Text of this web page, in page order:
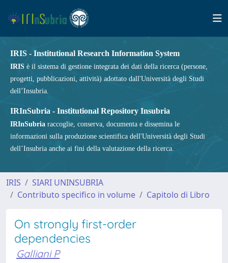
IRIS - Institutional Research Information System
IRIS è il sistema di gestione integrata dei dati della ricerca (persone,
progetti, pubblicazioni, attività) adottato dall'Università degli Studi
dell’Insubria.
IRInSubria - Institutional Repository Insubria
IRInSubria raccoglie, conserva, documenta e dissemina le
informazioni sulla produzione scientifica dell'Università degli Studi
dell’Insubria anche ai fini della valutazione della ricerca.
IRIS
SIARI UNINSUBRIA
Contributo specifico in volume
Capitolo di Libro
On strongly first-order
dependencies
Galliani P